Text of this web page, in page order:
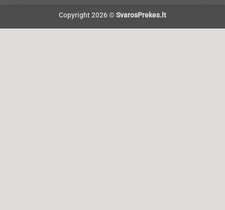
Copyright 2026 ©SvarosPrekes.lt